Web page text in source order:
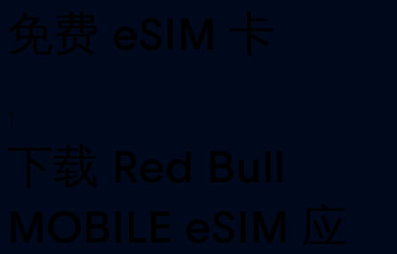
免费 eSIM 卡
1
下载 Red Bull
MOBILE eSIM 应